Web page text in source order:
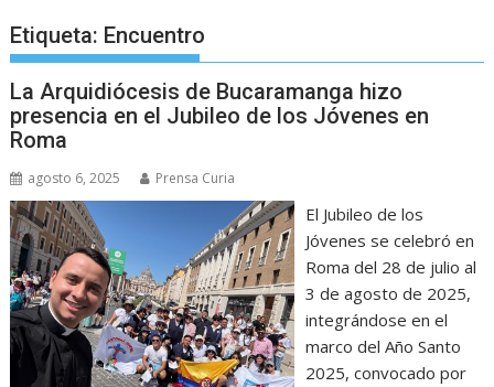
Etiqueta: Encuentro
La Arquidiócesis de Bucaramanga hizo
presencia en el Jubileo de los Jóvenes en
Roma
agosto 6, 2025 Prensa Curia
El Jubileo de los
Jóvenes se celebró en
Roma del 28 de julio al
3 de agosto de 2025,
integrándose en el
marco del Año Santo
2025, convocado por